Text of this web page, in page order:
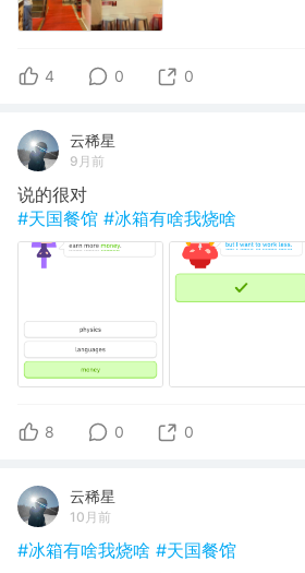
4 0 0
云稀星
9月前
说的很对
#天国餐馆 #冰箱有啥我烧啥
8 0 0
云稀星
10月前
#冰箱有啥我烧啥 #天国餐馆